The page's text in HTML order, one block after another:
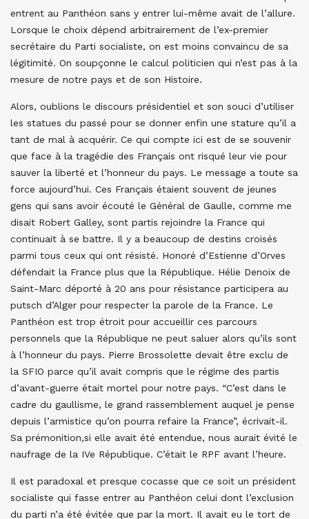
entrent au Panthéon sans y entrer lui-même avait de l’allure.
Lorsque le choix dépend arbitrairement de l’ex-premier
secrétaire du Parti socialiste, on est moins convaincu de sa
légitimité. On soupçonne le calcul politicien qui n’est pas à la
mesure de notre pays et de son Histoire.
Alors, oublions le discours présidentiel et son souci d’utiliser
les statues du passé pour se donner enfin une stature qu’il a
tant de mal à acquérir. Ce qui compte ici est de se souvenir
que face à la tragédie des Français ont risqué leur vie pour
sauver la liberté et l’honneur du pays. Le message a toute sa
force aujourd’hui. Ces Français étaient souvent de jeunes
gens qui sans avoir écouté le Général de Gaulle, comme me
disait Robert Galley, sont partis rejoindre la France qui
continuait à se battre. Il y a beaucoup de destins croisés
parmi tous ceux qui ont résisté. Honoré d’Estienne d’Orves
défendait la France plus que la République. Hélie Denoix de
Saint-Marc déporté à 20 ans pour résistance participera au
putsch d’Alger pour respecter la parole de la France. Le
Panthéon est trop étroit pour accueillir ces parcours
personnels que la République ne peut saluer alors qu’ils sont
à l’honneur du pays. Pierre Brossolette devait être exclu de
la SFIO parce qu’il avait compris que le régime des partis
d’avant-guerre était mortel pour notre pays. “C’est dans le
cadre du gaullisme, le grand rassemblement auquel je pense
depuis l’armistice qu’on pourra refaire la France”, écrivait-il.
Sa prémonition,si elle avait été entendue, nous aurait évité le
naufrage de la IVe République. C’était le RPF avant l’heure.
Il est paradoxal et presque cocasse que ce soit un président
socialiste qui fasse entrer au Panthéon celui dont l’exclusion
du parti n’a été évitée que par la mort. Il avait eu le tort de